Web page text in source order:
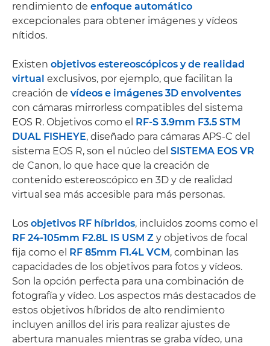
rendimiento de enfoque automático
excepcionales para obtener imágenes y vídeos
nítidos.
Existen objetivos estereoscópicos y de realidad
virtual exclusivos, por ejemplo, que facilitan la
creación de vídeos e imágenes 3D envolventes
con cámaras mirrorless compatibles del sistema
EOS R. Objetivos como el RF-S 3.9mm F3.5 STM
DUAL FISHEYE, diseñado para cámaras APS-C del
sistema EOS R, son el núcleo del SISTEMA EOS VR
de Canon, lo que hace que la creación de
contenido estereoscópico en 3D y de realidad
virtual sea más accesible para más personas.
Los objetivos RF híbridos, incluidos zooms como el
RF 24-105mm F2.8L IS USM Z y objetivos de focal
fija como el RF 85mm F1.4L VCM, combinan las
capacidades de los objetivos para fotos y vídeos.
Son la opción perfecta para una combinación de
fotografía y vídeo. Los aspectos más destacados de
estos objetivos híbridos de alto rendimiento
incluyen anillos del iris para realizar ajustes de
abertura manuales mientras se graba vídeo, una